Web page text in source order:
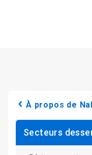
À propos de
Secteurs